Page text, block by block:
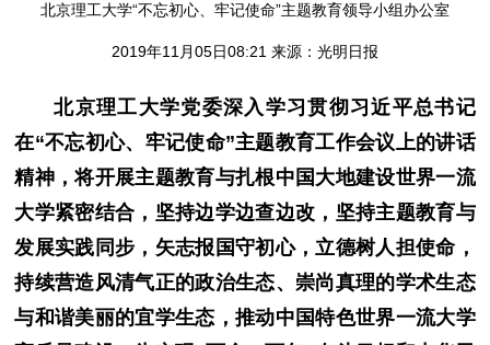
北京理工大学“不忘初心、牢记使命”主题教育领导小组办公室
2019年11月05日08:21 来源： 光明日报
北京理工大学党委深入学习贯彻习近平总书记
在“不忘初心、牢记使命”主题教育工作会议上的讲话
精神，将开展主题教育与扎根中国大地建设世界一流
大学紧密结合，坚持边学边查边改，坚持主题教育与
发展实践同步，矢志报国守初心，立德树人担使命，
持续营造风清气正的政治生态、崇尚真理的学术生态
与和谐美丽的宜学生态，推动中国特色世界一流大学